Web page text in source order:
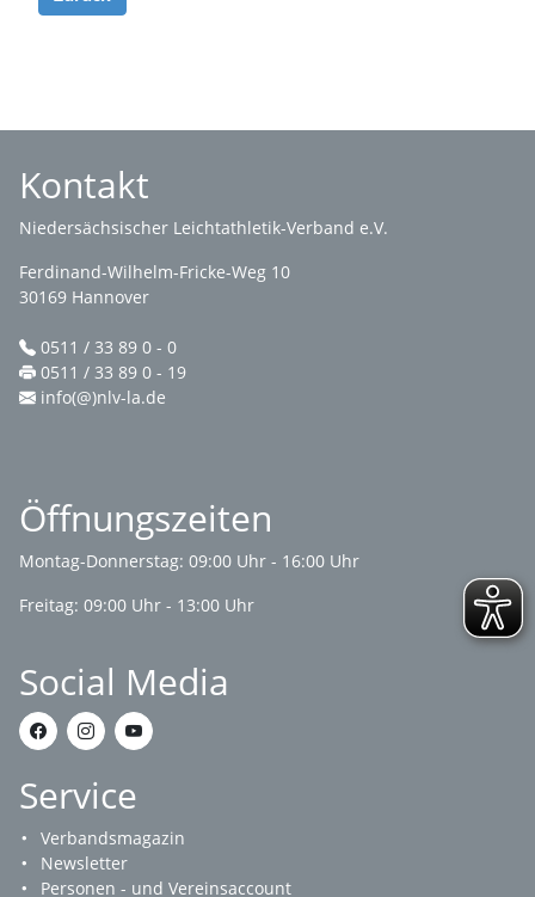
Kontakt
Niedersächsischer Leichtathletik-Verband e.V.
Ferdinand-Wilhelm-Fricke-Weg 10
30169 Hannover
0511 / 33 89 0 - 0
0511 / 33 89 0 - 19
info(@)nlv-la.de
Öffnungszeiten
Montag-Donnerstag: 09:00 Uhr - 16:00 Uhr
Freitag: 09:00 Uhr - 13:00 Uhr
Social Media
Service
Verbandsmagazin
Newsletter
Personen - und Vereinsaccount